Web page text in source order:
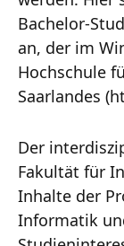
Bachelor-
an, der im
Hochschule
Saarlandes
Der
Fakultät für
Inhalte der
Informatik